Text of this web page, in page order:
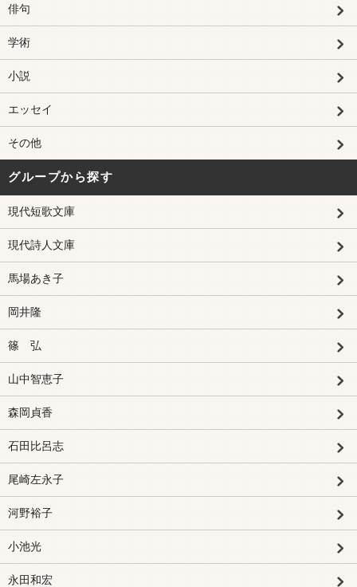
俳句
学術
小説
エッセイ
その他
グループから探す
現代短歌文庫
現代詩人文庫
馬場あき子
岡井隆
篠 弘
山中智恵子
森岡貞香
石田比呂志
尾崎左永子
河野裕子
小池光
永田和宏